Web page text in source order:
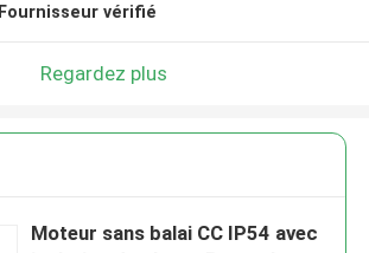
Fournisseur vérifié
Regardez plus
Moteur sans balai CC IP54 avec